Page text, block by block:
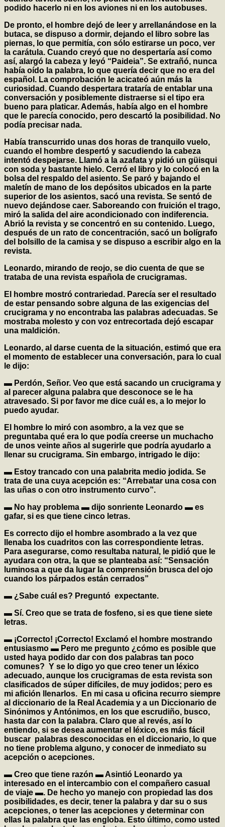
podido hacerlo ni en los aviones ni en los autobuses.
De pronto, el hombre dejó de leer y arrellanándose en la
butaca, se dispuso a dormir, dejando el libro sobre las
piernas, lo que permitía, con sólo estirarse un poco, ver
la carátula. Cuando creyó que no despertaría así como
así, alargó la cabeza y leyó “Paideia”. Se extrañó, nunca
había oído la palabra, lo que quería decir que no era del
español. La comprobación le acicateó aún más la
curiosidad. Cuando despertara trataría de entablar una
conversación y posiblemente distraerse si el tipo era
bueno para platicar. Además, había algo en el hombre
que le parecía conocido, pero descartó la posibilidad. No
podía precisar nada.
Había transcurrido unas dos horas de tranquilo vuelo,
cuando el hombre despertó y sacudiendo la cabeza
intentó despejarse. Llamó a la azafata y pidió un güisqui
con soda y bastante hielo. Cerró el libro y lo colocó en la
bolsa del respaldo del asiento. Se paró y bajando el
maletín de mano de los depósitos ubicados en la parte
superior de los asientos, sacó una revista. Se sentó de
nuevo dejándose caer. Saboreando con fruición el trago,
miró la salida del aire acondicionado con indiferencia.
Abrió la revista y se concentró en su contenido. Luego,
después de un rato de concentración, sacó un bolígrafo
del bolsillo de la camisa y se dispuso a escribir algo en la
revista.
Leonardo, mirando de reojo, se dio cuenta de que se
trataba de una revista española de crucigramas.
El hombre mostró contrariedad. Parecía ser el resultado
de estar pensando sobre alguna de las exigencias del
crucigrama y no encontraba las palabras adecuadas. Se
mostraba molesto y con voz entrecortada dejó escapar
una maldición.
Leonardo, al darse cuenta de la situación, estimó que era
el momento de establecer una conversación, para lo cual
le dijo:
▬ Perdón, Señor. Veo que está sacando un crucigrama y
al parecer alguna palabra que desconoce se le ha
atravesado. Si por favor me dice cuál es, a lo mejor lo
puedo ayudar.
El hombre lo miró con asombro, a la vez que se
preguntaba qué era lo que podía creerse un muchacho
de unos veinte años al sugerirle que podría ayudarlo a
llenar su crucigrama. Sin embargo, intrigado le dijo:
▬ Estoy trancado con una palabrita medio jodida. Se
trata de una cuya acepción es: “Arrebatar una cosa con
las uñas o con otro instrumento curvo”.
▬ No hay problema ▬ dijo sonriente Leonardo ▬ es
gafar, si es que tiene cinco letras.
Es correcto dijo el hombre asombrado a la vez que
llenaba los cuadritos con las correspondiente letras.
Para asegurarse, como resultaba natural, le pidió que le
ayudara con otra, la que se planteaba así: “Sensación
luminosa a que da lugar la comprensión brusca del ojo
cuando los párpados están cerrados”
▬ ¿Sabe cuál es? Preguntó expectante.
▬ Sí. Creo que se trata de fosfeno, si es que tiene siete
letras.
▬ ¡Correcto! ¡Correcto! Exclamó el hombre mostrando
entusiasmo ▬ Pero me pregunto ¿cómo es posible que
usted haya podido dar con dos palabras tan poco
comunes? Y se lo digo yo que creo tener un léxico
adecuado, aunque los crucigramas de esta revista son
clasificados de súper difíciles, de muy jodidos; pero es
mi afición llenarlos. En mi casa u oficina recurro siempre
al diccionario de la Real Academia y a un Diccionario de
Sinónimos y Antónimos, en los que escrudiño, busco,
hasta dar con la palabra. Claro que al revés, así lo
entiendo, si se desea aumentar el léxico, es más fácil
buscar palabras desconocidas en el diccionario, lo que
no tiene problema alguno, y conocer de inmediato su
acepción o acepciones.
▬ Creo que tiene razón ▬ Asintió Leonardo ya
interesado en el intercambio con el compañero casual
de viaje ▬. De hecho yo manejo con propiedad las dos
posibilidades, es decir, tener la palabra y dar su o sus
acepciones, o tener las acepciones y determinar con
ellas la palabra que las engloba. Esto último, como usted